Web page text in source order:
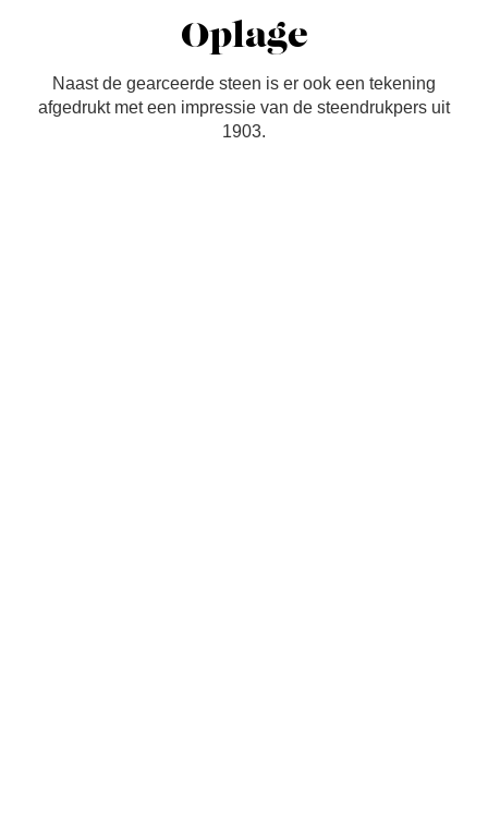
Oplage
Naast de gearceerde steen is er ook een tekening
afgedrukt met een impressie van de steendrukpers uit
1903.